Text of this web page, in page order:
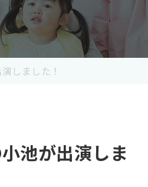
しました！
小池が出演しま